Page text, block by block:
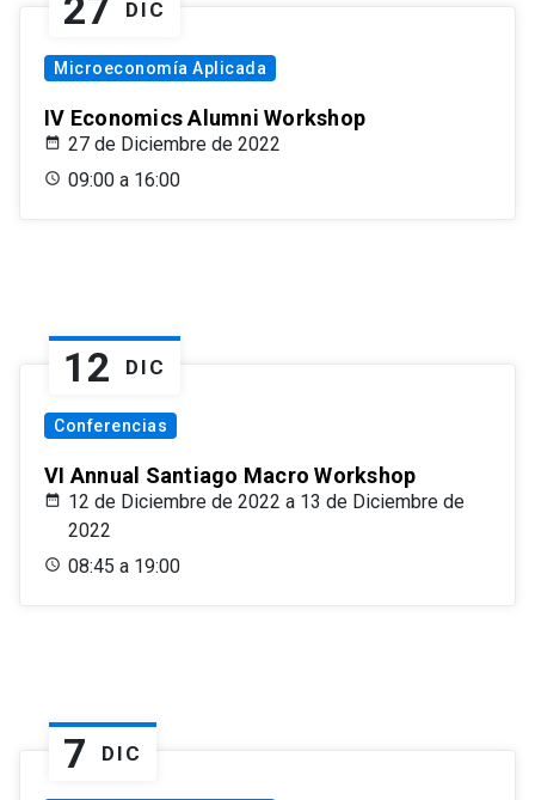
27 DIC
Microeconomía Aplicada
IV Economics Alumni Workshop
27 de Diciembre de 2022
09:00 a 16:00
12 DIC
Conferencias
VI Annual Santiago Macro Workshop
12 de Diciembre de 2022 a 13 de Diciembre de
2022
08:45 a 19:00
7 DIC